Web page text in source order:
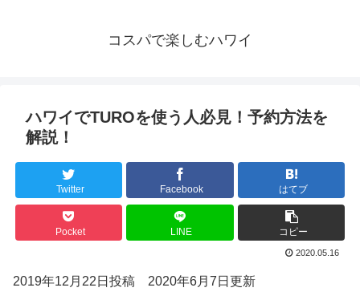
コスパで楽しむハワイ
ハワイでTUROを使う人必見！予約方法を
解説！
Twitter Facebook はてブ
Pocket LINE コピー
2020.05.16
2019年12月22日投稿 2020年6月7日更新